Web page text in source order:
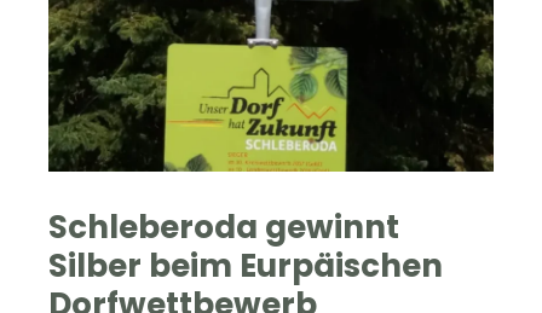
Schleberoda gewinnt
Silber beim Eurpäischen